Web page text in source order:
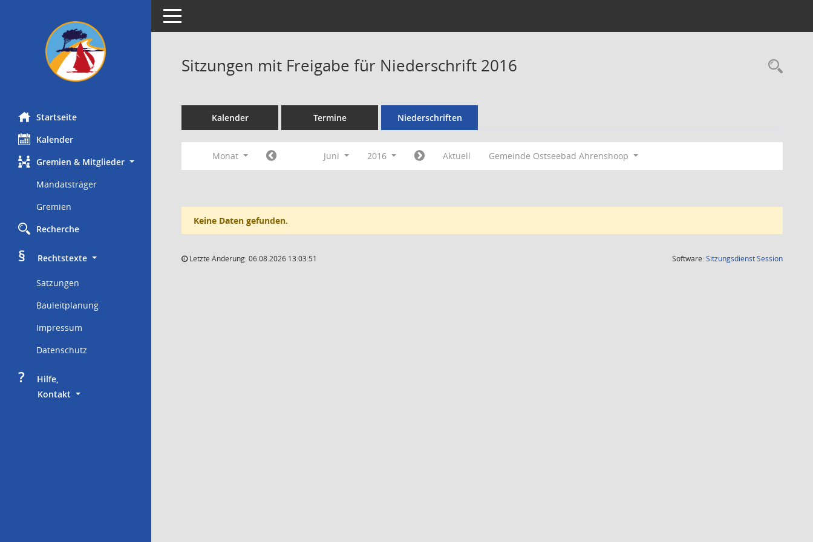
Startseite
Kalender
Gremien & Mitglieder
Mandatsträger
Gremien
Recherche
§
     Rechtstexte
Satzungen
Bauleitplanung
Impressum
Datenschutz
?
     Hilfe,
Kontakt
Toggle navigation
Sitzungen mit Freigabe für Niederschrift 2016
Kalender Termine Niederschriften
Monat Juni 2016 Aktuell Gemeinde Ostseebad Ahrenshoop
Keine Daten gefunden.
Letzte Änderung: 06.08.2026 13:03:51 Software:SitzungsdienstSession(Wird in